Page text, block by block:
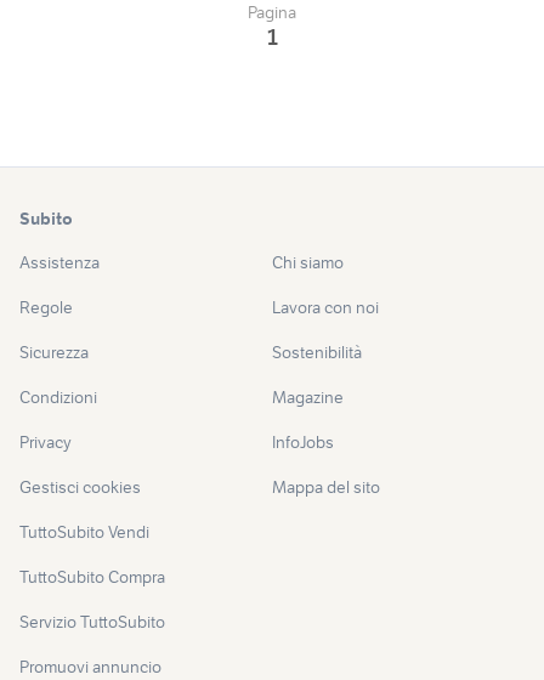
Pagina
1
Subito
Assistenza
Regole
Sicurezza
Condizioni
Privacy
Gestisci cookies
TuttoSubito Vendi
TuttoSubito Compra
Servizio TuttoSubito
Promuovi annuncio
Chi siamo
Lavora con noi
Sostenibilità
Magazine
InfoJobs
Mappa del sito